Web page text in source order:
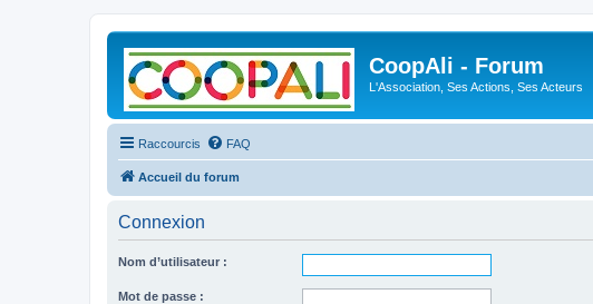
CoopAli - Forum
L'Association, Ses Actions, Ses Acteurs
Raccourcis FAQ
Accueil du forum
Connexion
Nom d’utilisateur :
Mot de passe :